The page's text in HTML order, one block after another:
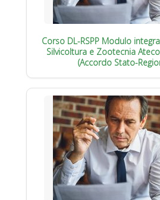
Corso DL-RSPP Modulo
Silvicoltura e Zootecnia
(Accordo Stato-